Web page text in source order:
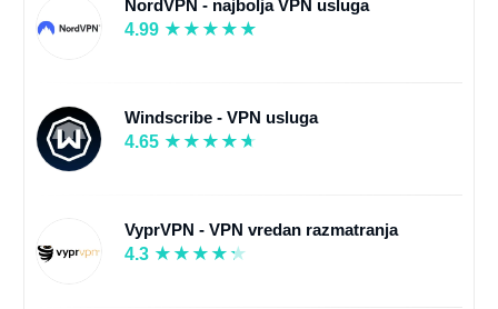
NordVPN - najbolja VPN usluga
4.99
Windscribe - VPN usluga
4.65
VyprVPN - VPN vredan razmatranja
4.3